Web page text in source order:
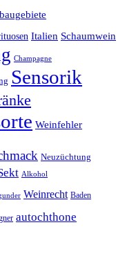
Italien Schaumwein
Champagne
Sensorik
Weinfehler
Neuzüchtung
Alkohol
Weinrecht Baden
autochthone